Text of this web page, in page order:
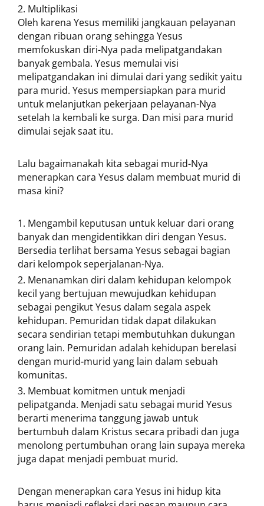
Multiplikasi
Oleh karena Yesus memiliki jangkauan pelayanan
dengan ribuan orang sehingga Yesus
memfokuskan diri-Nya pada melipatgandakan
banyak gembala. Yesus memulai visi
melipatgandakan ini dimulai dari yang sedikit yaitu
para murid. Yesus mempersiapkan para murid
untuk melanjutkan pekerjaan pelayanan-Nya
setelah Ia kembali ke surga. Dan misi para murid
dimulai sejak saat itu.
Lalu bagaimanakah kita sebagai murid-Nya
menerapkan cara Yesus dalam membuat murid di
masa kini?
Mengambil keputusan untuk keluar dari orang
banyak dan mengidentikkan diri dengan Yesus.
Bersedia terlihat bersama Yesus sebagai bagian
dari kelompok seperjalanan-Nya.
Menanamkan diri dalam kehidupan kelompok
kecil yang bertujuan mewujudkan kehidupan
sebagai pengikut Yesus dalam segala aspek
kehidupan. Pemuridan tidak dapat dilakukan
secara sendirian tetapi membutuhkan dukungan
orang lain. Pemuridan adalah kehidupan berelasi
dengan murid-murid yang lain dalam sebuah
komunitas.
Membuat komitmen untuk menjadi
pelipatganda. Menjadi satu sebagai murid Yesus
berarti menerima tanggung jawab untuk
bertumbuh dalam Kristus secara pribadi dan juga
menolong pertumbuhan orang lain supaya mereka
juga dapat menjadi pembuat murid.
Dengan menerapkan cara Yesus ini hidup kita